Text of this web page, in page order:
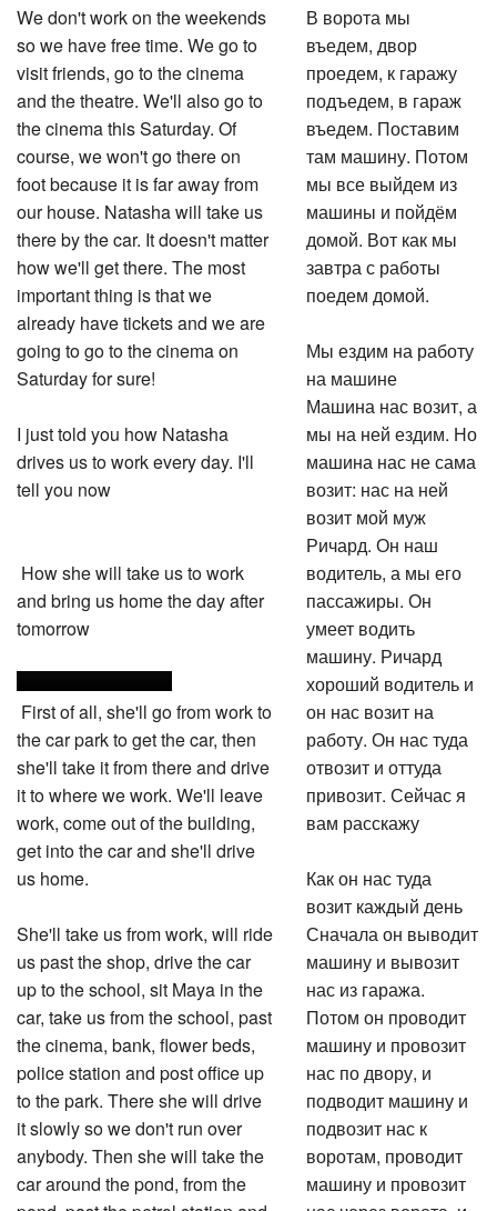
We don't work on the weekends
so we have free time. We go to
visit friends, go to the cinema
and the theatre. We'll also go to
the cinema this Saturday. Of
course, we won't go there on
foot because it is far away from
our house. Natasha will take us
there by the car. It doesn't matter
how we'll get there. The most
important thing is that we
already have tickets and we are
going to go to the cinema on
Saturday for sure!
I just told you how Natasha
drives us to work every day. I'll
tell you now
How she will take us to work
and bring us home the day after
tomorrow
First of all, she'll go from work to
the car park to get the car, then
she'll take it from there and drive
it to where we work. We'll leave
work, come out of the building,
get into the car and she'll drive
us home.
She'll take us from work, will ride
us past the shop, drive the car
up to the school, sit Maya in the
car, take us from the school, past
the cinema, bank, flower beds,
police station and post office up
to the park. There she will drive
it slowly so we don't run over
anybody. Then she will take the
car around the pond, from the
В ворота мы
въедем, двор
проедем, к гаражу
подъедем, в гараж
въедем. Поставим
там машину. Потом
мы все выйдем из
машины и пойдём
домой. Вот как мы
завтра с работы
поедем домой.
Мы ездим на работу
на машине
Машина нас возит, а
мы на ней ездим. Но
машина нас не сама
возит: нас на ней
возит мой муж
Ричард. Он наш
водитель, а мы его
пассажиры. Он
умеет водить
машину. Ричард
хороший водитель и
он нас возит на
работу. Он нас туда
отвозит и оттуда
привозит. Сейчас я
вам расскажу
Как он нас туда
возит каждый день
Сначала он выводит
машину и вывозит
нас из гаража.
Потом он проводит
машину и провозит
нас по двору, и
подводит машину и
подвозит нас к
воротам, проводит
машину и провозит